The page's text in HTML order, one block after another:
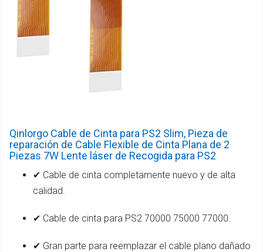
Qinlorgo Cable de Cinta para PS2 Slim, Pieza de
reparación de Cable Flexible de Cinta Plana de 2
Piezas 7W Lente láser de Recogida para PS2
✔ Cable de cinta completamente nuevo y de alta
calidad.
✔ Cable de cinta para PS2 70000 75000 77000.
✔ Gran parte para reemplazar el cable plano dañado